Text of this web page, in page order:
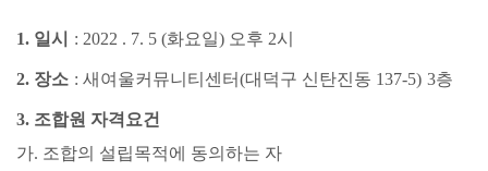
1. 일시 : 2022 . 7. 5 (화요일) 오후 2시
2. 장소 : 새여울커뮤니티센터(대덕구 신탄진동 137-5) 3층
3. 조합원 자격요건
가. 조합의 설립목적에 동의하는 자